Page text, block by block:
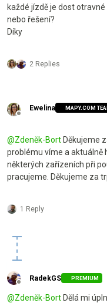
každé jízdě je dost
nebo řešení?
Díky
2 Replies
Offline
Ewelina MAPY.COM
@Zdeněk-Bort Děkujeme
problému víme a aktuálně
některých zařízeních při
pracujeme. Děkujeme za
1 Reply
Offline
RadekGS PREMIUM
@Zdeněk-Bort Dělá mi